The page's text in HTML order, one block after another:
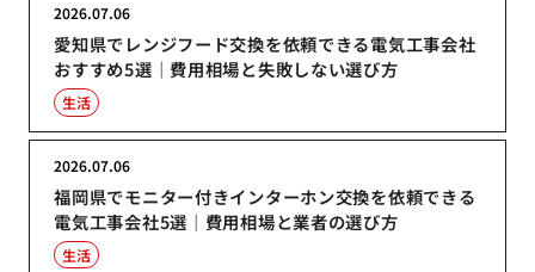
愛知県でレンジフード交換を依頼できる電気工事会社
おすすめ5選｜費用相場と失敗しない選び方
2026.07.06
生活
福岡県でモニター付きインターホン交換を依頼できる
電気工事会社5選｜費用相場と業者の選び方
2026.07.06
生活